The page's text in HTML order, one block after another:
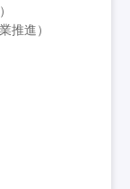
推進）